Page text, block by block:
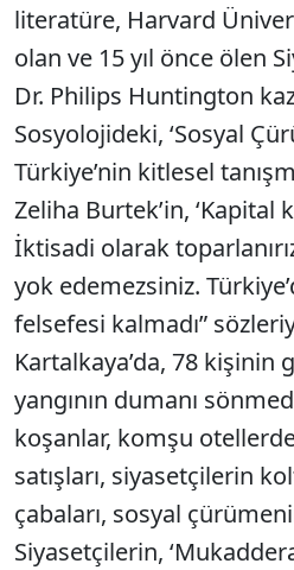
literatüre, Harvard
olan ve 15 yıl önce ölen
Dr. Philips Huntington
Sosyolojideki, ‘Sosyal
Türkiye’nin kitlesel
Zeliha Burtek’in, ‘Kapital
İktisadi olarak
yok edemezsiniz.
felsefesi kalmadı”
Kartalkaya’da, 78 kişinin
yangının dumanı
koşanlar, komşu
satışları, siyasetçilerin
çabaları, sosyal
Siyasetçilerin,